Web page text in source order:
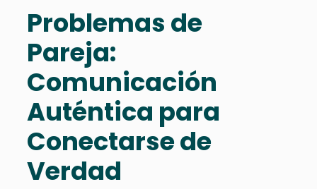
Problemas de
Pareja:
Comunicación
Auténtica para
Conectarse de
Verdad